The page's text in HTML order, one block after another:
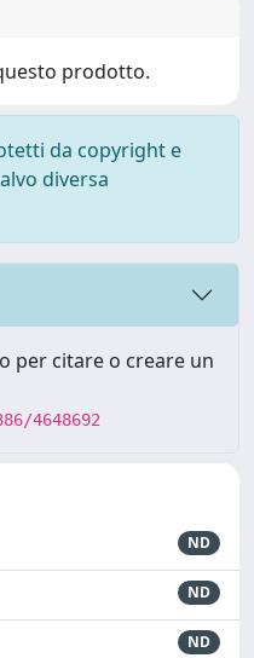
prodotto.
da copyright e
diversa
per citare o creare un
4648692
ND
ND
ND